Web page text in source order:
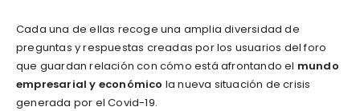
Cada una de ellas recoge una amplia diversidad de
preguntas y respuestas creadas por los usuarios del foro
que guardan relación con cómo está afrontando el mundo
empresarial y económico la nueva situación de crisis
generada por el Covid-19.